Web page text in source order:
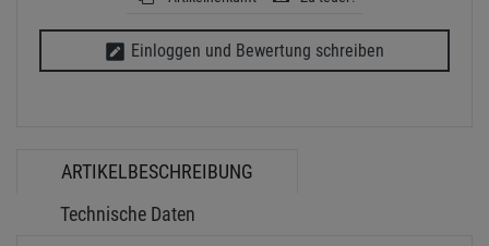
Einloggen und Bewertung schreiben
ARTIKELBESCHREIBUNG
Technische Daten